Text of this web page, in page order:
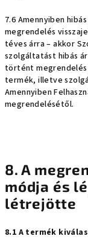
7.6 Amennyiben
megrendelés
téves árra – akkor
szolgáltatást hibás
történt
termék, illetve
Amennyiben
megrendelésétől.
8. A
módja és
létrejötte
8.1 A termék